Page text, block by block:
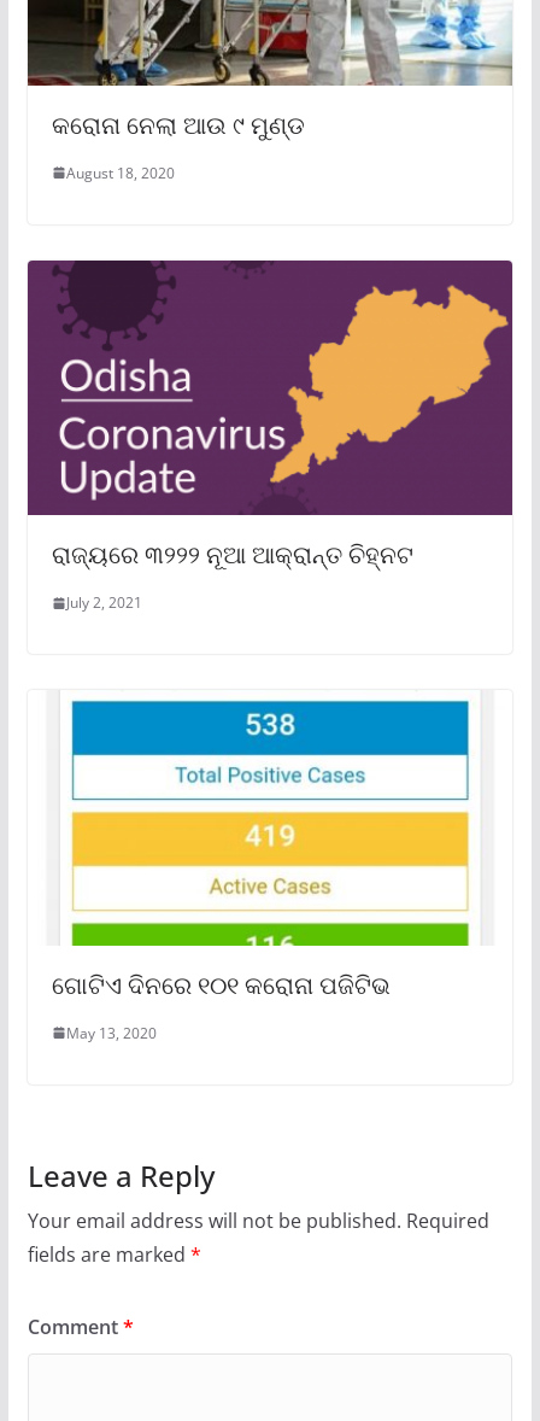
କରୋନା ନେଲା ଆଉ ୯ ମୁଣ୍ଡ
August 18, 2020
ରାଜ୍ୟରେ ୩୨୨୨ ନୂଆ ଆକ୍ରାନ୍ତ ଚିହ୍ନଟ
July 2, 2021
ଗୋଟିଏ ଦିନରେ ୧୦୧ କରୋନା ପଜିଟିଭ
May 13, 2020
Leave a Reply
Your email address will not be published. Required
fields are marked *
Comment*